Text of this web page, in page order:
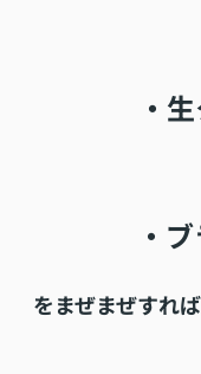
・
・
をまぜまぜすれ